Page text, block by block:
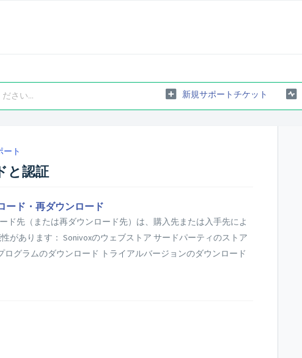
新規サポートチケット
ート
と認証
ード・再ダウンロード
ド先（または再ダウンロード先）は、購入先または入手先によ
があります： Sonivoxのウェブストア サードパーティのストア
ログラムのダウンロード トライアルバージョンのダウンロード